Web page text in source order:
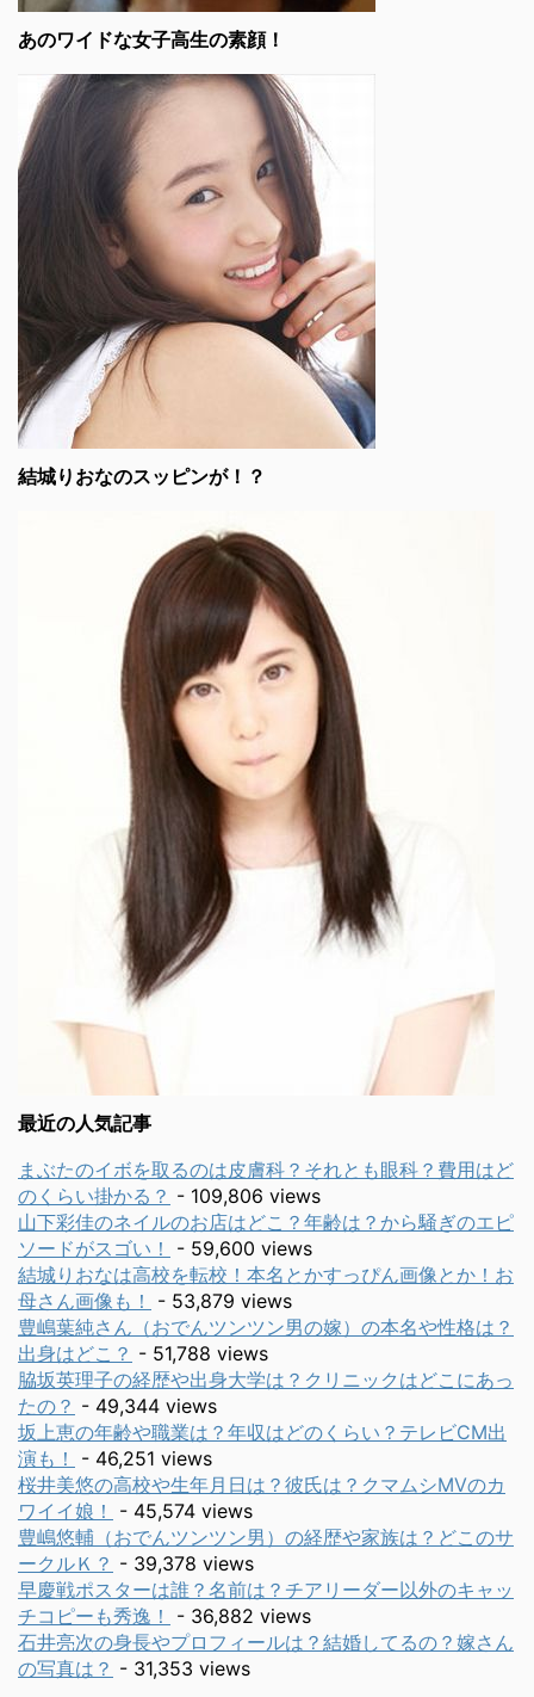
あのワイドな女子高生の素顔！
結城りおなのスッピンが！？
最近の人気記事
まぶたのイボを取るのは皮膚科？それとも眼科？費用はど
のくらい掛かる？ - 109,806 views
山下彩佳のネイルのお店はどこ？年齢は？から騒ぎのエピ
ソードがスゴい！
- 59,600 views
結城りおなは高校を転校！本名とかすっぴん画像とか！お
母さん画像も！
- 53,879 views
豊嶋葉純さん（おでんツンツン男の嫁）の本名や性格は？
出身はどこ？ - 51,788 views
脇坂英理子の経歴や出身大学は？クリニックはどこにあっ
たの？ - 49,344 views
坂上恵の年齢や職業は？年収はどのくらい？テレビCM出
演も！
- 46,251 views
桜井美悠の高校や生年月日は？彼氏は？クマムシMVのカ
ワイイ娘！
- 45,574 views
豊嶋悠輔（おでんツンツン男）の経歴や家族は？どこのサ
ークルＫ？ - 39,378 views
早慶戦ポスターは誰？名前は？チアリーダー以外のキャッ
チコピーも秀逸！
- 36,882 views
石井亮次の身長やプロフィールは？結婚してるの？嫁さん
の写真は？ - 31,353 views